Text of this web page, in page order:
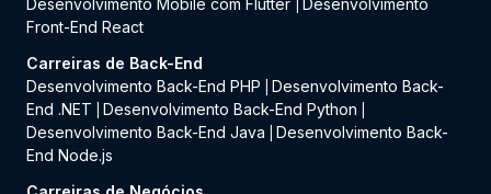
Front-End React
Carreiras de Back-End
Desenvolvimento Back-End PHP
Desenvolvimento Back-
End .NET
Desenvolvimento Back-End Python
Desenvolvimento Back-End Java
Desenvolvimento Back-
End Node.js